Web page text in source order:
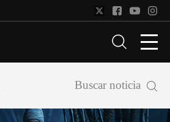
Buscar noticia